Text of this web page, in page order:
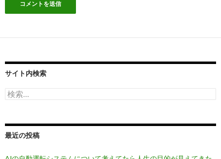
サイト内検索
検
索:
最近の投稿